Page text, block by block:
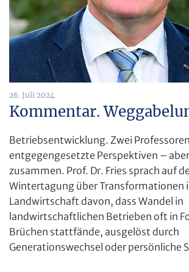
26. Juli 2024
Kommentar.
Betriebsentwicklung. Zwei
entgegengesetzte Perspektiven –
zusammen. Prof. Dr. Fries sprach auf
Wintertagung über Transformationen
Landwirtschaft davon, dass Wandel in
landwirtschaftlichen Betrieben oft in
Brüchen stattfände, ausgelöst durch
Generationswechsel oder persönliche